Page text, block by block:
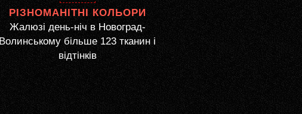
РІЗНОМАНІТНІ КОЛЬОРИ
Жалюзі день-ніч в Новоград-
Волинському більше 123 тканин і
відтінків